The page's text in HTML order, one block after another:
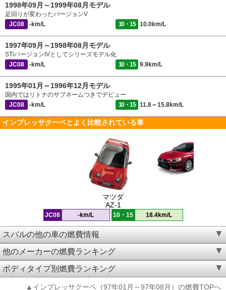
1998年09月～1999年08月モデル
足回りが変わったバージョンV
JC08
-km/L 10・15 10.0km/L
1997年09月～1998年08月モデル
STiバージョンIVとしてシリーズモデル化
JC08
-km/L 10・15 9.9km/L
1995年01月～1996年12月モデル
国内ではリトナのサブネームつきでデビュー
JC08
-km/L 10・15 11.8～15.8km/L
インプレッサクーペとよく比較されている車
マツダ
AZ-1
JC08 -km/L 10・15 18.4km/L
スバルの他の車の燃費情報
他のメーカーの燃費ランキング
ボディタイプ別燃費ランキング
▲インプレッサクーペ（97年01月～97年08月）の燃費TOPへ